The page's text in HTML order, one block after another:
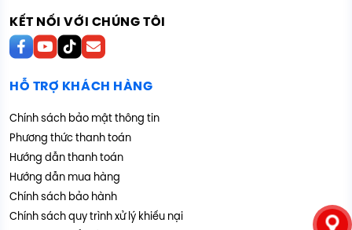
KẾT NỐI VỚI CHÚNG TÔI
HỖ TRỢ KHÁCH HÀNG
Chính sách bảo mật thông tin
Phương thức thanh toán
Hướng dẫn thanh toán
Hướng dẫn mua hàng
Chính sách bảo hành
Chính sách quy trình xử lý khiếu nại